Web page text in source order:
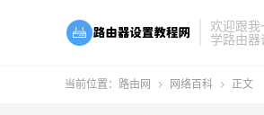
欢迎跟我
学路由器
当前位置： 路由网  网络百科  正文